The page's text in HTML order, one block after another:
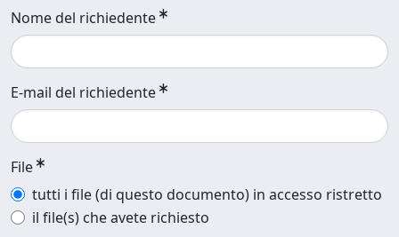
Nome del richiedente
E-mail del richiedente
File
tutti i file (di questo documento) in accesso ristretto
il file(s) che avete richiesto